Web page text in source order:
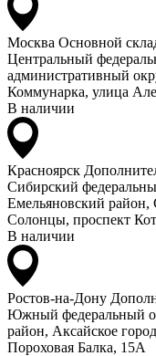
Москва Основной
Центральный
административный
Коммунарка, улица
В наличии
Красноярск
Сибирский
Емельяновский район,
Солонцы, проспект
В наличии
Ростов-на-Дону
Южный федеральный
район, Аксайское
Пороховая Балка, 15А